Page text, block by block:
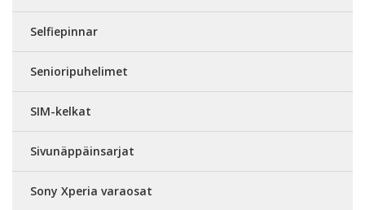
Selfiepinnar
Senioripuhelimet
SIM-kelkat
Sivunäppäinsarjat
Sony Xperia varaosat